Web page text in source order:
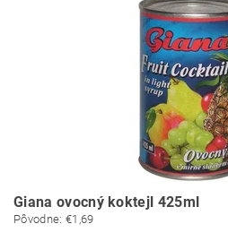
Giana ovocný koktejl 425ml
Pôvodne: €1,69